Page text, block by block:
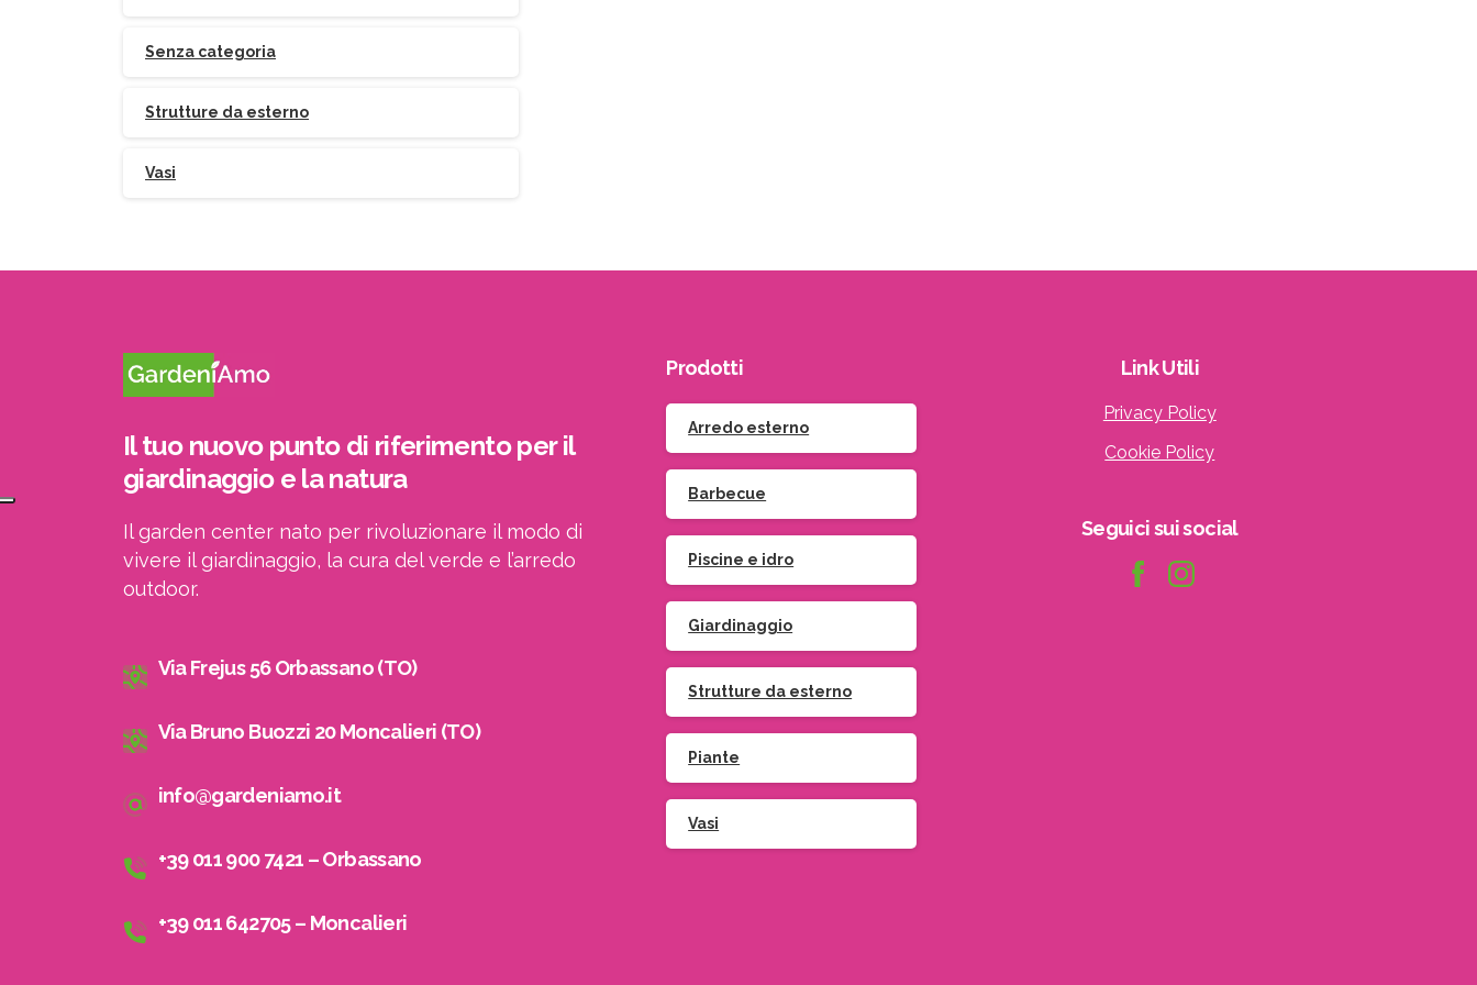
Senza categoria
Strutture da esterno
Vasi
Il tuo nuovo punto di riferimento per il
giardinaggio e la natura
Il garden center nato per rivoluzionare il modo di
vivere il giardinaggio, la cura del verde e l’arredo
outdoor.
Via Frejus 56 Orbassano (TO)
Via Bruno Buozzi 20 Moncalieri (TO)
info@gardeniamo.it
+39 011 900 7421 – Orbassano
+39 011 642705 – Moncalieri
Prodotti
Arredo esterno
Barbecue
Piscine e idro
Giardinaggio
Strutture da esterno
Piante
Vasi
LinkUtili
Privacy Policy
Cookie Policy
Seguicisuisocial